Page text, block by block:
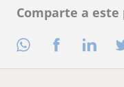
Comparte a